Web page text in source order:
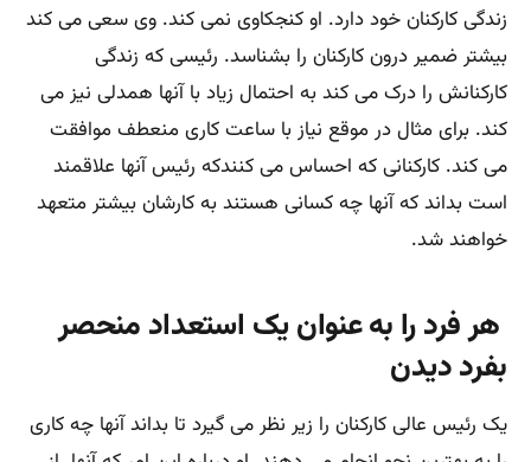
زندگی کارکنان خود دارد. او کنجکاوی نمی کند. وی سعی می کند
بیشتر ضمیر درون کارکنان را بشناسد. رئیسی که زندگی
کارکنانش را درک می کند به احتمال زیاد با آنها همدلی نیز می
کند. برای مثال در موقع نیاز با ساعت کاری منعطف موافقت
می کند. کارکنانی که احساس می کنندکه رئیس آنها علاقمند
است بداند که آنها چه کسانی هستند به کارشان بیشتر متعهد
خواهند شد.
هر فرد را به عنوان یک استعداد منحصر
بفرد دیدن
یک رئیس عالی کارکنان را زیر نظر می گیرد تا بداند آنها چه کاری